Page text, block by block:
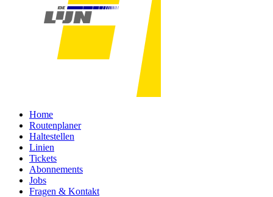
Home
Routenplaner
Haltestellen
Linien
Tickets
Abonnements
Jobs
Fragen & Kontakt